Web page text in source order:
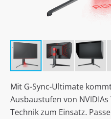
Mit G-Sync-Ultimate
Ausbaustufen von
Technik zum Einsatz.